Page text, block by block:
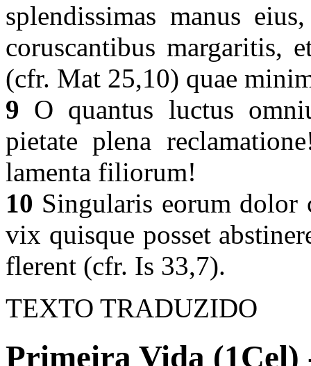
splendissimas manus
coruscantibus margaritis,
(cfr. Mat 25,10) quae
9 O quantus luctus
pietate plena
lamenta filiorum!
10 Singularis eorum dolor
vix quisque posset
flerent (cfr. Is 33,7).
TEXTO TRADUZIDO
Primeira Vida (1Cel)